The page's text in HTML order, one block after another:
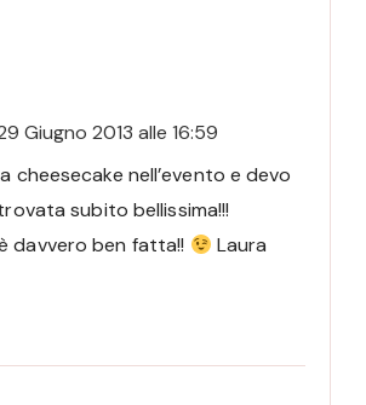
Giugno 2013 alle 16:59
cheesecake nell’evento e devo
subito bellissima!!!
davvero ben fatta!!
Laura